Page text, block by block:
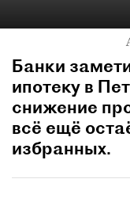
Банки
ипотеку в
снижение
всё ещё
избранных.